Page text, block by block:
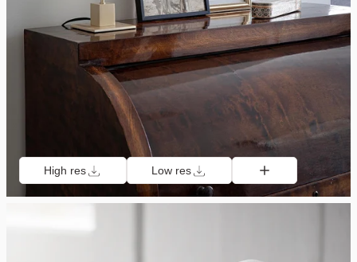
High res Low res